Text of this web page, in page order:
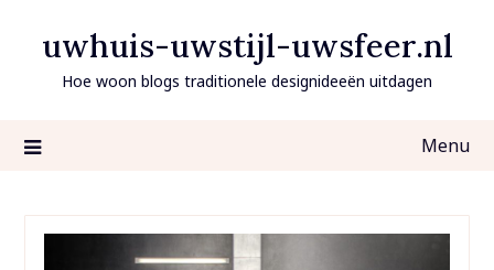
uwhuis-uwstijl-uwsfeer.nl
Hoe woon blogs traditionele designideeën uitdagen
Menu